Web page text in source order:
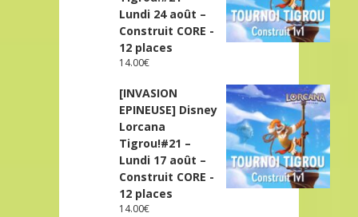
Lundi 24 août –
Construit CORE -
12 places
14.00€
[INVASION
EPINEUSE] Disney
Lorcana
Tigrou!#21 –
Lundi 17 août –
Construit CORE -
12 places
14.00€